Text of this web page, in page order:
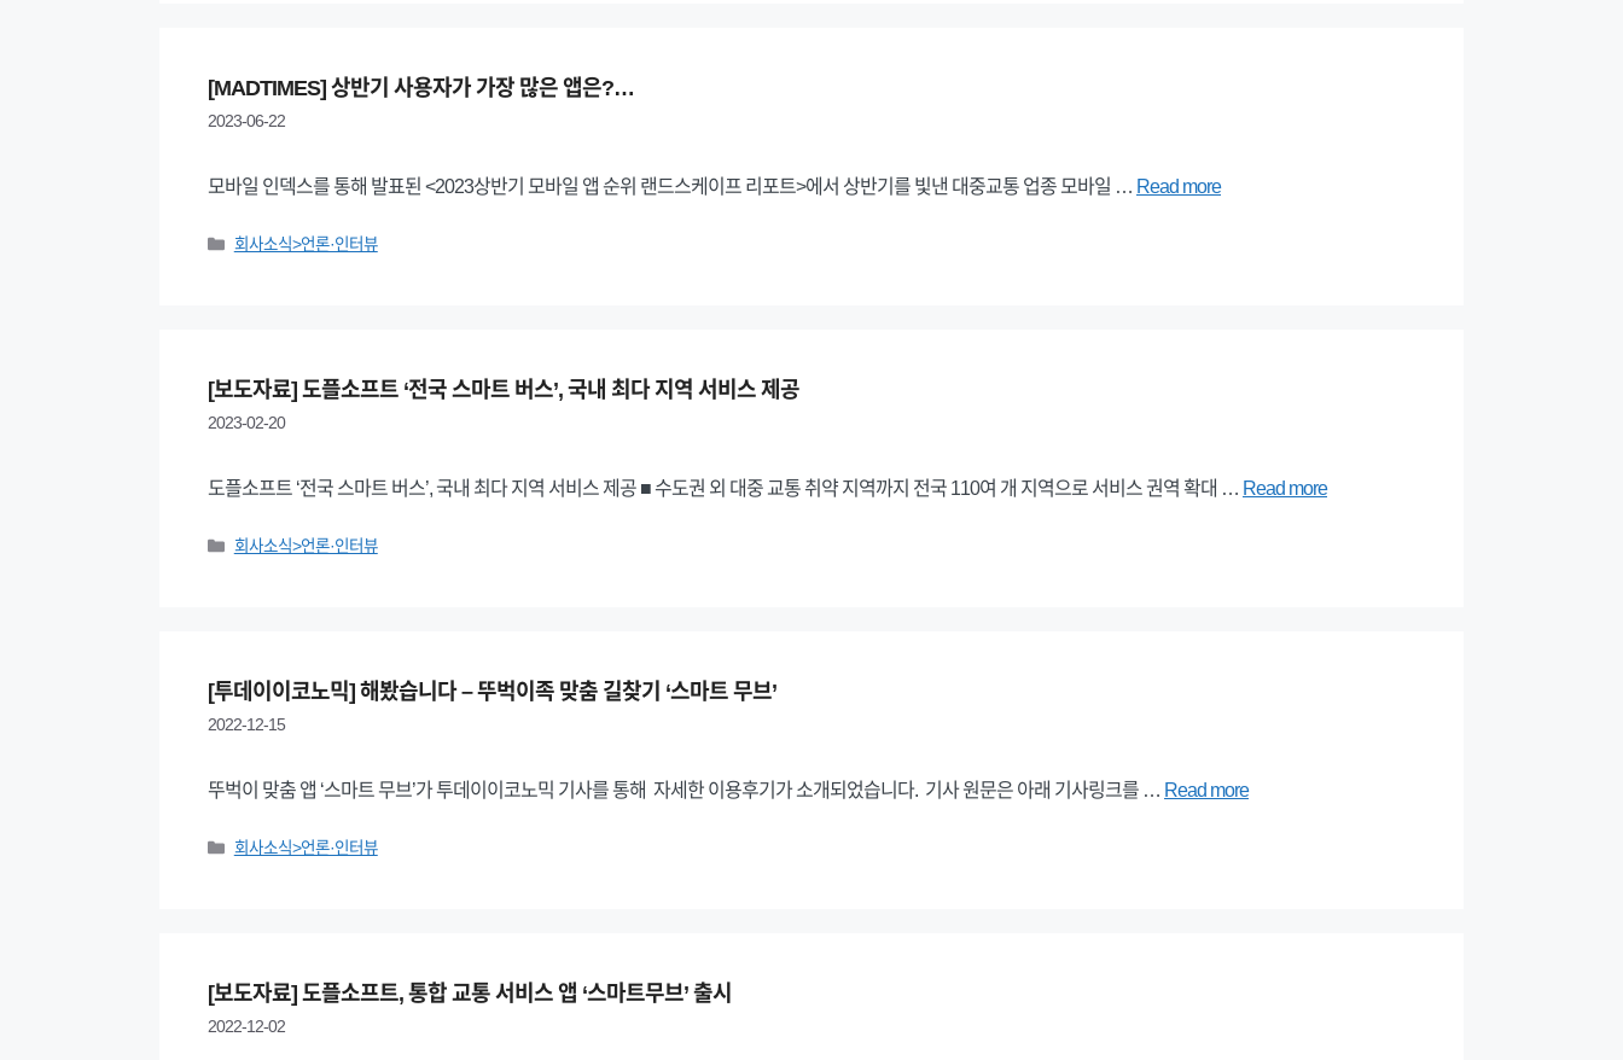
[MADTIMES] 상반기 사용자가 가장 많은 앱은?…
2023-06-22
모바일 인덱스를 통해 발표된 <2023상반기 모바일 앱 순위 랜드스케이프 리포트>에서 상반기를 빛낸 대중교통 업종 모바일 … Read more
Categories
회사소식>언론·인터뷰
[보도자료] 도플소프트 ‘전국 스마트 버스’, 국내 최다 지역 서비스 제공
2023-02-20
도플소프트 ‘전국 스마트 버스’, 국내 최다 지역 서비스 제공 ■ 수도권 외 대중 교통 취약 지역까지 전국 110여 개 지역으로 서비스 권역 확대 … Read more
Categories
회사소식>언론·인터뷰
[투데이이코노믹] 해봤습니다 – 뚜벅이족 맞춤 길찾기 ‘스마트 무브’
2022-12-15
뚜벅이 맞춤 앱 ‘스마트 무브’가 투데이이코노믹 기사를 통해 자세한 이용후기가 소개되었습니다. 기사 원문은 아래 기사링크를 … Read more
Categories
회사소식>언론·인터뷰
[보도자료] 도플소프트, 통합 교통 서비스 앱 ‘스마트무브’ 출시
2022-12-02